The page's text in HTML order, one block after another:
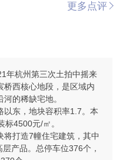
更多点评
年杭州第三次土拍中摇来
桥西核心地段，是区域内
的稀缺宅地。
以东，地块容积率1.7。本
4500元/㎡。
打造7幢住宅建筑，其中
产品。总停车位376个，